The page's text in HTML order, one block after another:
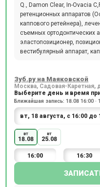
Q., Damon Clear, In-Ovacia
ретенционных аппаратов
каппового ретейнера),
съемных ортодонтических
эластопозиционер,
вестибулярный аппарат,
Зуб.ру на Маяковской
Москва, Садовая-Каретная,
Выберите день и время
Ближайшая запись: 18.08 16:00 ·
вт
18.08
вт
25.08
16:00 16:30